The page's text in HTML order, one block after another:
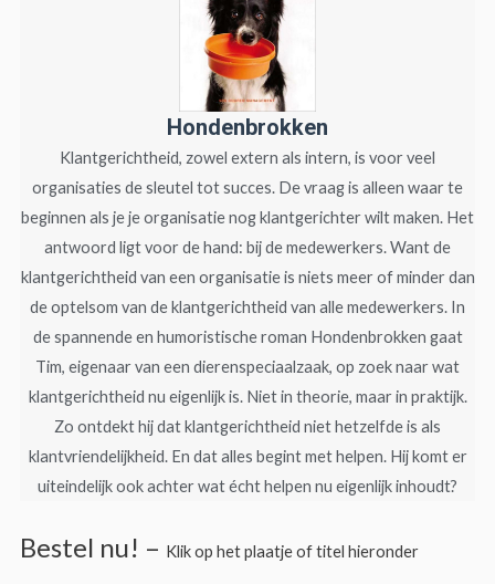
Hondenbrokken
Klantgerichtheid, zowel extern als intern, is voor veel
organisaties de sleutel tot succes. De vraag is alleen waar te
beginnen als je je organisatie nog klantgerichter wilt maken. Het
antwoord ligt voor de hand: bij de medewerkers. Want de
klantgerichtheid van een organisatie is niets meer of minder dan
de optelsom van de klantgerichtheid van alle medewerkers. In
de spannende en humoristische roman Hondenbrokken gaat
Tim, eigenaar van een dierenspeciaalzaak, op zoek naar wat
klantgerichtheid nu eigenlijk is. Niet in theorie, maar in praktijk.
Zo ontdekt hij dat klantgerichtheid niet hetzelfde is als
klantvriendelijkheid. En dat alles begint met helpen. Hij komt er
uiteindelijk ook achter wat écht helpen nu eigenlijk inhoudt?
Bestel nu! – Klik op het plaatje of titel hieronder